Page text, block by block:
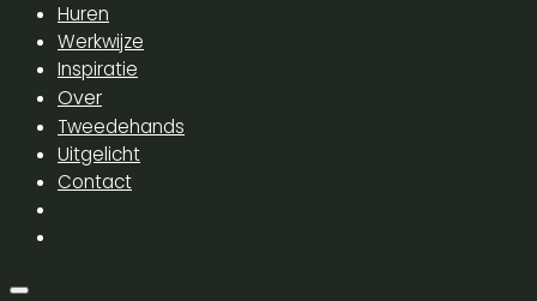
Huren
Werkwijze
Inspiratie
Over
Tweedehands
Uitgelicht
Contact